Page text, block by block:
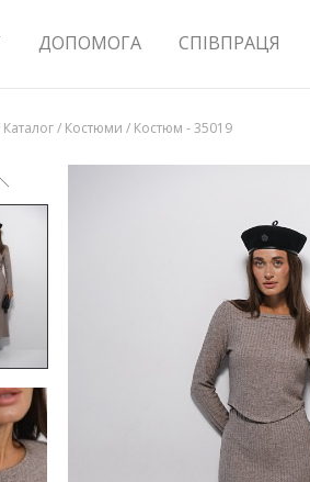
ДОПОМОГА СПІВПРАЦЯ
Каталог/ Костюми / Костюм - 35019